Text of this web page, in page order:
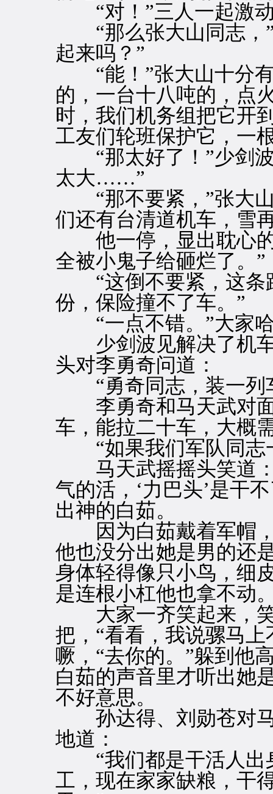
“对！”三人一起激动
“那么张大山同志，”
起来吗？”
“能！”张大山十分有
的，一台十八吨的，点
时，我们机务组把它开
工友们轮班保护它，一
“那太好了！”少剑波
太大……”
“那不要紧，”张大山
们还有台清道机车，雪
他一停，显出耽心的
全被小鬼子给砸烂了。”
“这倒不要紧，这条
份，保险撞不了车。”
“一点不错。”大家哈
少剑波见解决了机车
头对李勇奇问道：
“勇奇同志，装一列
李勇奇和马天武对面
车，能拉二十车，大概
“如果我们军队同志
马天武摇摇头笑道：
气的活，‘力巴头’是干
出神的白茹。
因为白茹戴着军帽，
他也没分出她是男的还
身体轻得像只小鸟，细
是连根小杠他也拿不动
大家一齐笑起来，笑
把，“看看，我说骡马
噘，“去你的。”躲到他
白茹的声音里才听出她
不好意思。
孙达得、刘勋苍对马
地道：
“我们都是干活人出
工，现在家家缺粮，干